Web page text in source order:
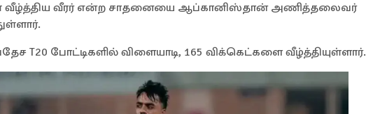
வீழ்த்திய வீரர் என்ற சாதனையை ஆப்கானிஸ்தான் அணித்தலைவர்
T20 போட்டிகளில் விளையாடி, 165 விக்கெட்களை வீழ்த்தியுள்ளார்.